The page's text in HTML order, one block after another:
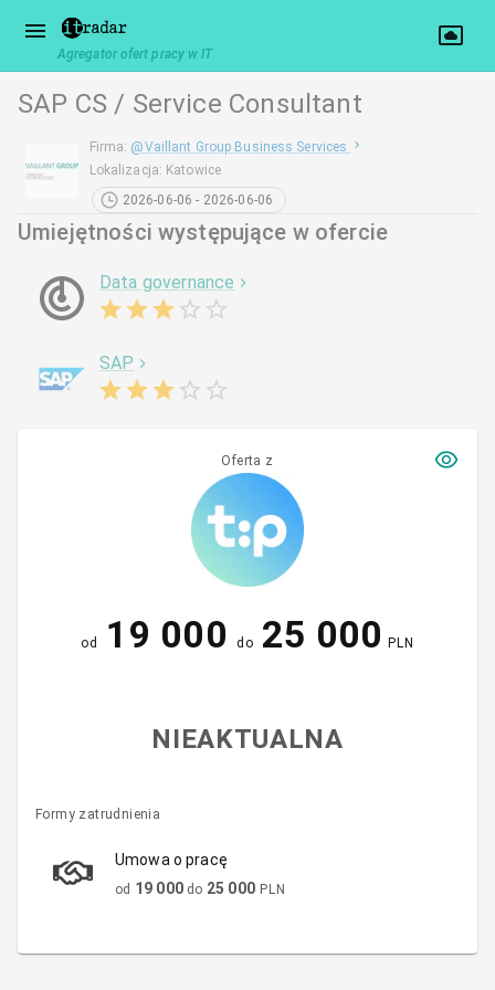
Agregator ofert pracy w IT
SAP CS / Service Consultant
Firma: @Vaillant Group Business Services
Lokalizacja: Katowice
2026-06-06 - 2026-06-06
Umiejętności występujące w ofercie
Data governance
SAP
Oferta z
od 19 000 do 25 000 PLN
NIEAKTUALNA
Formy zatrudnienia
Umowa o pracę
od 19 000 do 25 000 PLN